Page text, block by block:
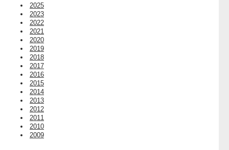
2025
2023
2022
2021
2020
2019
2018
2017
2016
2015
2014
2013
2012
2011
2010
2009